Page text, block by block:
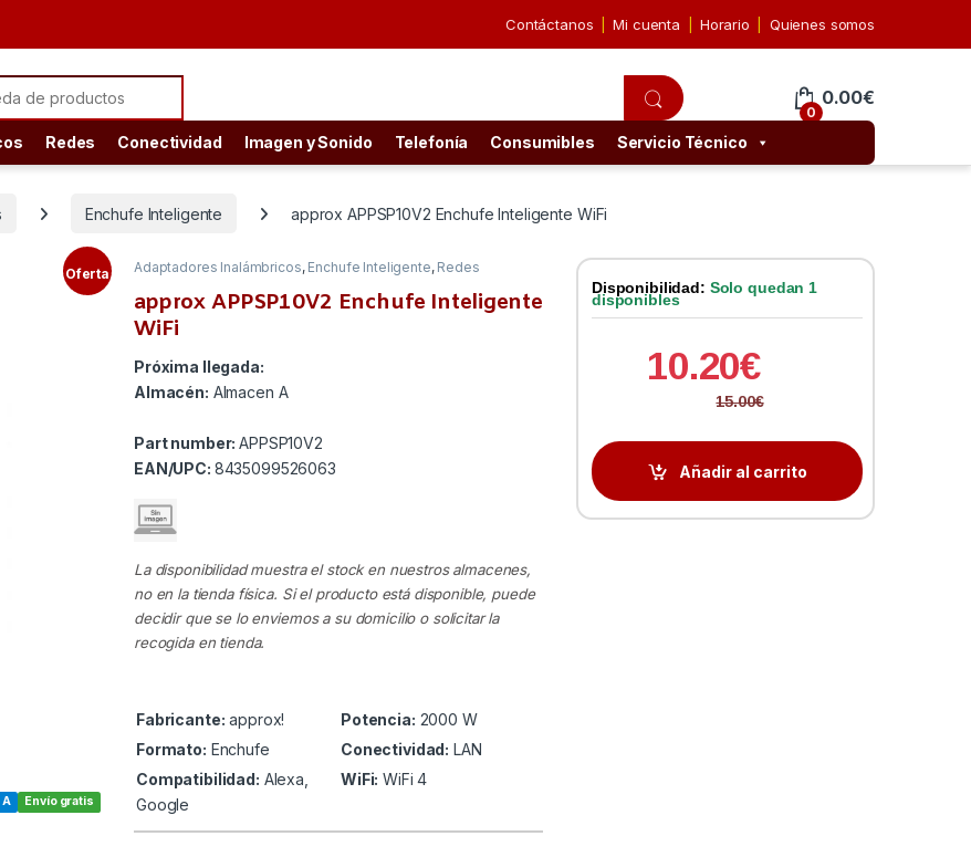
Contáctanos Mi cuenta Horario Quienes somos
for:
0
0.00€
Redes Conectividad Imagen y Sonido Telefonía Consumibles Servicio Técnico
Enchufe Inteligente approx APPSP10V2 Enchufe Inteligente WiFi
Envío gratis
A
Oferta Adaptadores Inalámbricos, Enchufe Inteligente, Redes
approx APPSP10V2 Enchufe Inteligente
WiFi
Próxima llegada:
Almacén: Almacen A
Part number:APPSP10V2
EAN/UPC: 8435099526063
La disponibilidad muestra el stock en nuestros almacenes,
no en la tienda física. Si el producto está disponible, puede
decidir que se lo enviemos a su domicilio o solicitar la
recogida en tienda.
Fabricante: approx! Potencia: 2000 W
Formato: Enchufe Conectividad: LAN
Compatibilidad: Alexa,
Google
WiFi: WiFi 4
Disponibilidad: Solo quedan 1
disponibles
10.20€
15.00€
Añadir al carrito